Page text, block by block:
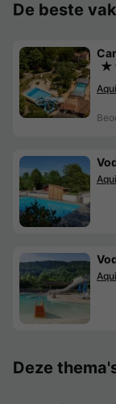
De beste
Deze